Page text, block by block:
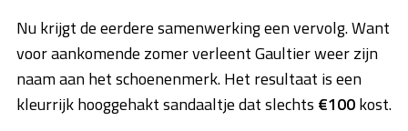
Nu krijgt de eerdere samenwerking een vervolg. Want
voor aankomende zomer verleent Gaultier weer zijn
naam aan het schoenenmerk. Het resultaat is een
kleurrijk hooggehakt sandaaltje dat slechts €100kost.